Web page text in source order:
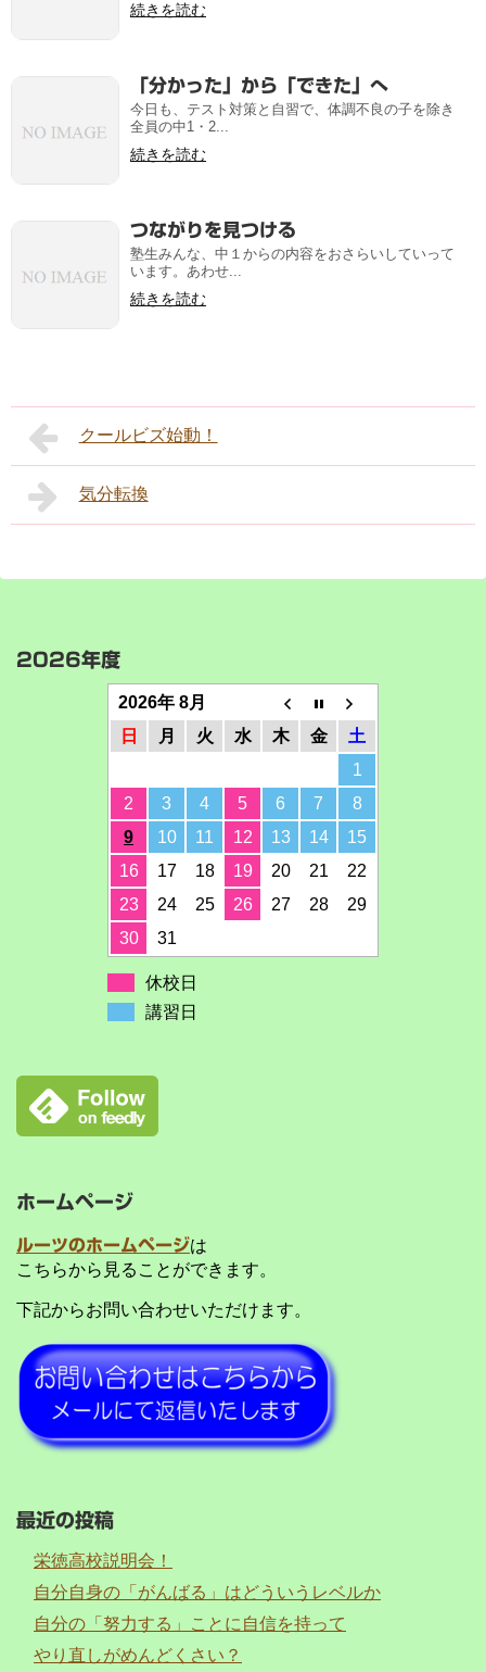
続きを読む
「分かった」から「できた」へ
今日も、テスト対策と自習で、体調不良の子を除き
全員の中1・2...
続きを読む
つながりを見つける
塾生みんな、中１からの内容をおさらいしていって
います。あわせ...
続きを読む
クールビズ始動！
気分転換
2026年度
2026年 8月
日
月 火 水 木 金
土
1
2
3 4 5 6 7
8
9
10 11 12 13 14
15
16
17 18 19 20 21
22
23
24 25 26 27 28
29
30
31
休校日
講習日
ホームページ
ルーツのホームページは
こちらから見ることができます。
下記からお問い合わせいただけます。
最近の投稿
栄徳高校説明会！
自分自身の「がんばる」はどういうレベルか
自分の「努力する」ことに自信を持って
やり直しがめんどくさい？